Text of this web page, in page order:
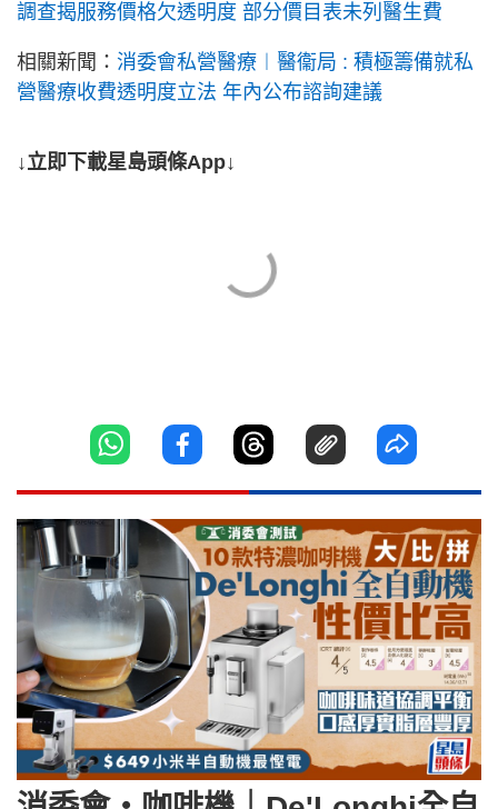
調查揭服務價格欠透明度 部分價目表未列醫生費
相關新聞： 消委會私營醫療︱醫衞局 : 積極籌備就私
營醫療收費透明度立法 年內公布諮詢建議
↓立即下載星島頭條App↓